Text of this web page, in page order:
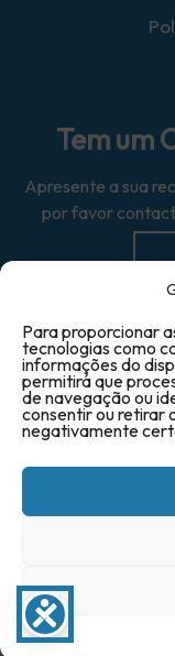
Para proporcionar
tecnologias como
informações do
permitirá que
de navegação ou
consentir ou retirar
negativamente
Tem um
Apresente a sua
por favor
© 2025